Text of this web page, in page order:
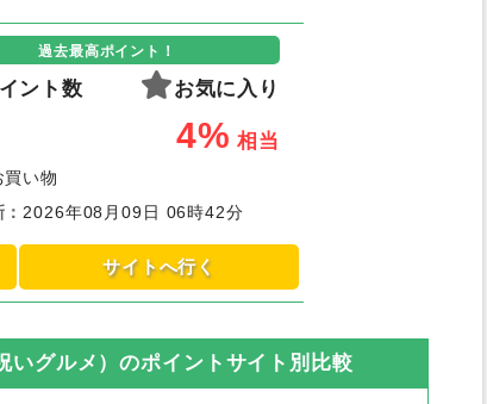
過去最高ポイント！
ント数 お気に入り
4% 相当
買い物
： 2026年08月09日 06時42分
サイトへ行く